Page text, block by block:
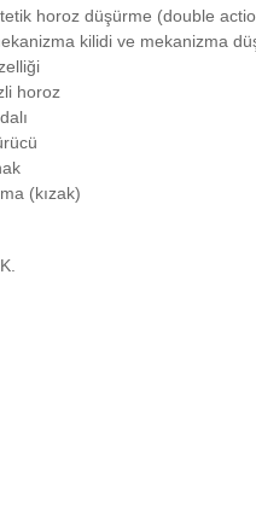
horoz düşürme (double
kilidi ve mekanizma
horoz
(kızak)